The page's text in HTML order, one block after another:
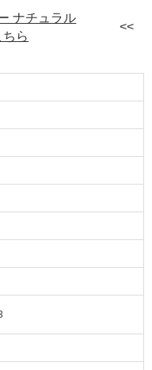
ナチュラル
ら